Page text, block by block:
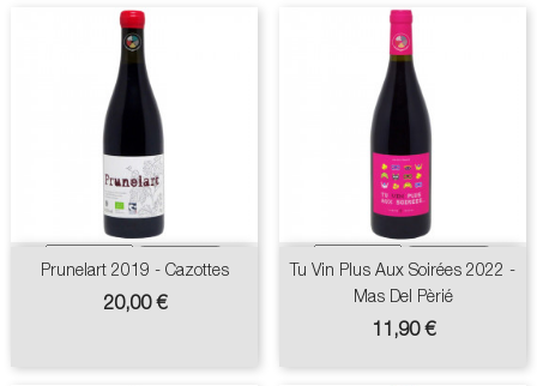
Prunelart 2019 - Cazottes
Prix
20,00 €
Tu Vin Plus Aux Soirées 2022 -
Mas Del Pèrié
Prix
11,90 €